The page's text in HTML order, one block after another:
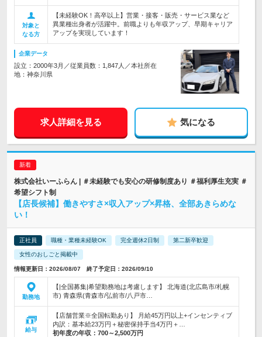
対象と
なる方
【未経験OK！高卒以上】営業・接客・販売・サービス業など
異業種出身者が活躍中。前職よりも年収アップ、早期キャリア
アップを実現しています！
企業データ
設立：2000年3月／従業員数：1,847人／本社所在
地：神奈川県
求人詳細を見る 気になる
株式会社いーふらん | ＃未経験でも安心の研修制度あり ＃福利厚生充実 ＃
希望シフト制
【店長候補】働きやすさ×収入アップ×昇格、全部あきらめな
い！
正社員 職種・業種未経験OK 完全週休2日制 第二新卒歓迎
女性のおしごと掲載中
情報更新日：2026/08/07 終了予定日：2026/09/10
勤務地
【|全国募集|希望勤務地は考慮します】 北海道(北広島市/札幌
市) 青森県(青森市/弘前市/八戸市…
給与
【店舗営業※全国転勤あり】 月給45万円以上+インセンティブ
内訳：基本給23万円＋秘密保持手当4万円＋…
初年度の年収： 700～2,500万円